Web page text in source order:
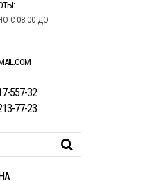
С 08:00 ДО
557-32
77-23